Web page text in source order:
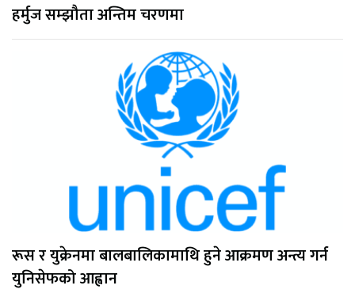
हर्मुज सम्झौता अन्तिम चरणमा
रूस र युक्रेनमा बालबालिकामाथि हुने आक्रमण अन्त्य गर्न
युनिसेफको आह्वान